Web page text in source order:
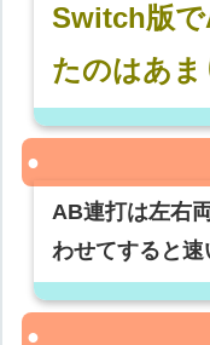
Switch版で
たのはあま
AB連打は左右
わせてすると